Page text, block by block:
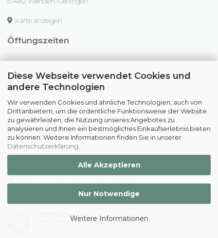
Diese Webseite verwendet Cookies und
andere Technologien
Wir verwenden Cookies und ähnliche Technologien, auch von
Drittanbietern, um die ordentliche Funktionsweise der Website
zu gewährleisten, die Nutzung unseres Angebotes zu
analysieren und Ihnen ein bestmögliches Einkaufserlebnis bieten
zu können. Weitere Informationen finden Sie in unserer
Datenschutzerklärung
Alle Akzeptieren
Nur Notwendige
Weitere Informationen
Karte anzeigen
Öffungszeiten
09:00 - 12:30 Uhr
14:30 - 18:00 Uhr
Samstag
09:00 - 12:30 Uhr
Kundenservice
Kontakt
Fachhandel Humpfle e.K.
(4.62 / 5)
Bewertungen bei: google.com, shopvote.de ⓘ